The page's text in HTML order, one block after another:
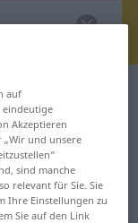
cavyky
auf
eindeutige
Akzeptieren
und unsere
sind manche
relevant für Sie. Sie
Ihre Einstellungen zu
Sie auf den Link